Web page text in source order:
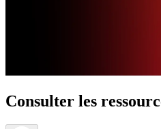
Consulter les